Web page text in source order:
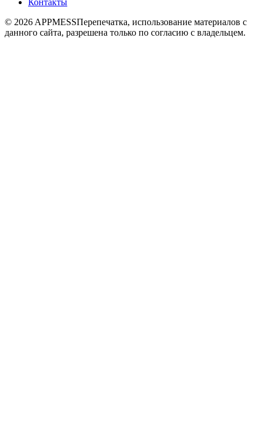
© 2026 APPMESSПерепечатка, использование материалов с
данного сайта, разрешена только по согласию с владельцем.